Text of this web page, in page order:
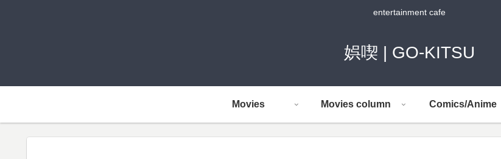
entertainment cafe
娯喫 | GO-KITSU
Movies Movies column Comics/Anime